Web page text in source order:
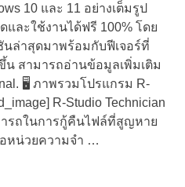
10 และ 11 อย่างเต็มรูป
ละใช้งานได้ฟรี 100% โดย
นล่าสุดมาพร้อมกับฟีเจอร์ที่
สามารถอ่านข้อมูลเพิ่มเติม
🖥️ ภาพรวมโปรแกรม R-
R-Studio Technician
รถในการกู้คืนไฟล์ที่สูญหาย
หน่วยความจำ …